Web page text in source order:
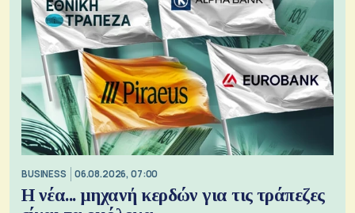
BUSINESS 06.08.2026, 07:00
Η νέα... μηχανή κερδών για τις τράπεζες